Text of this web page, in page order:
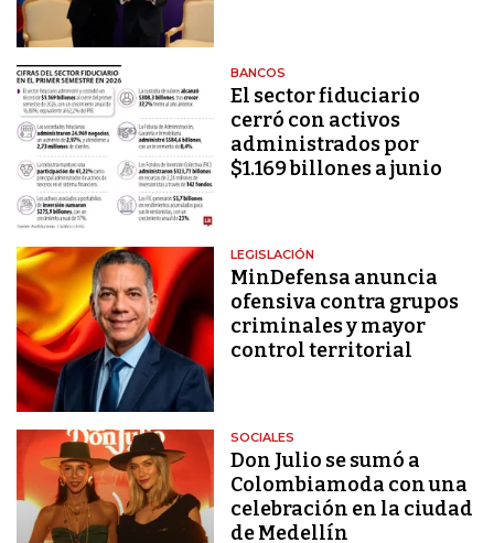
BANCOS
El sector fiduciario
cerró con activos
administrados por
$1.169 billones a junio
LEGISLACIÓN
MinDefensa anuncia
ofensiva contra grupos
criminales y mayor
control territorial
SOCIALES
Don Julio se sumó a
Colombiamoda con una
celebración en la ciudad
de Medellín